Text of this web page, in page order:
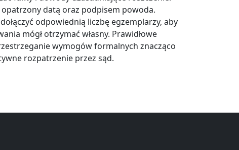
opatrzony datą oraz podpisem powoda.
odpowiednią liczbę egzemplarzy, aby
mógł otrzymać własny. Prawidłowe
wymogów formalnych znacząco
rozpatrzenie przez sąd.